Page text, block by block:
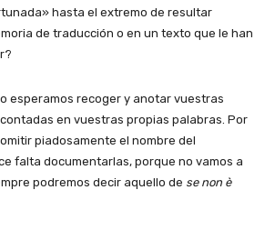
hasta el extremo de resultar
de traducción o en un texto que le han
esperamos recoger y anotar vuestras
en vuestras propias palabras. Por
piadosamente el nombre del
falta documentarlas, porque no vamos a
podremos decir aquello de se non è